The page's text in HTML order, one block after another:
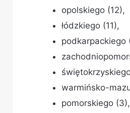
opolskiego (12),
łódzkiego (11),
podkarpackiego
warmińsko-
pomorskiego (3),